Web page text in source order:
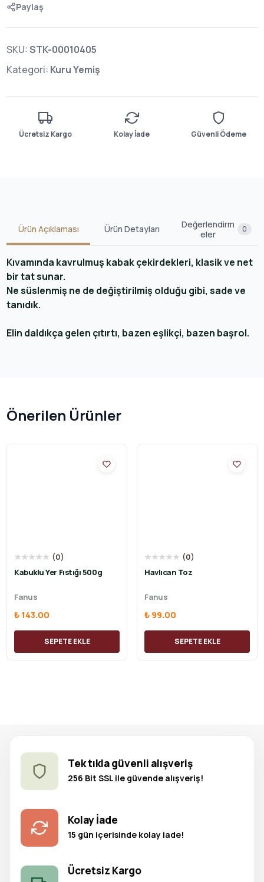
Paylaş
SKU:STK-00010405
Kategori: Kuru Yemiş
Ücretsiz Kargo Kolay İade Güvenli Ödeme
Ürün Açıklaması Ürün Detayları
Değerlendirm
eler
0
Kıvamında kavrulmuş kabak çekirdekleri, klasik ve net
bir tat sunar.
Ne süslenmiş ne de değiştirilmiş olduğu gibi, sade ve
tanıdık.
Elin daldıkça gelen çıtırtı, bazen eşlikçi, bazen başrol.
Önerilen Ürünler
★★★★★ (0)
Kabuklu Yer Fıstığı 500g
Fanus
₺ 143.00
SEPETE EKLE
★★★★★ (0)
Havlıcan Toz
Fanus
₺ 99.00
SEPETE EKLE
Tek tıkla güvenli alışveriş
256 Bit SSL ile güvende alışveriş!
Kolay İade
15 gün içerisinde kolay iade!
Ücretsiz Kargo